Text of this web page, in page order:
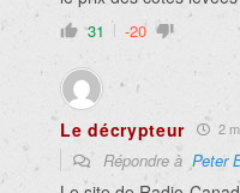
31 -20
Le décrypteur 2
Répondre à Peter